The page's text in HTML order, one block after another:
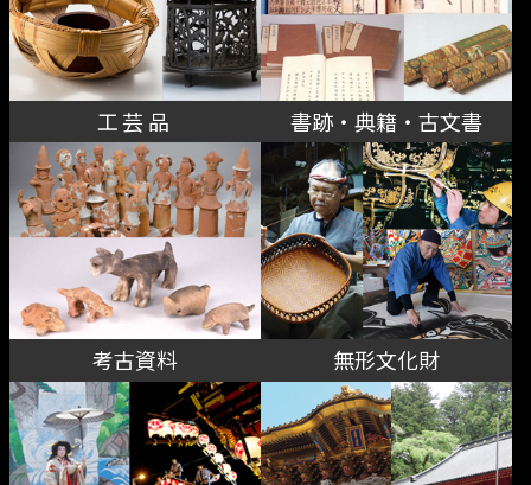
動物・植物・鉱物等
写真・映像(美術)
"SHUGYOKU"とは
利用規約
ヘルプ＆リンク
言語選択
日本語 English
工芸品 書跡・典籍・古文書
考古資料 無形文化財